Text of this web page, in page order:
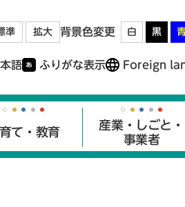
準 拡大 背景色変更 白 黒
語 ふりがな表示 Foreign
て・教育
産業・しごと・
事業者